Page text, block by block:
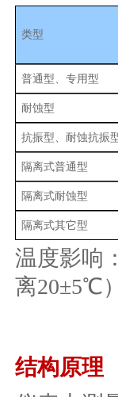
类型
普通型、专用型
耐蚀型
抗振型、耐蚀抗振
隔离式普通型
隔离式耐蚀型
隔离式其它型
温度影响
离20±5℃
结构原理